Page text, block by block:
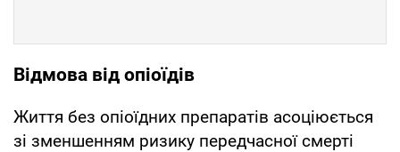
Відмова від опіоїдів
Життя без опіоїдних препаратів асоціюється
зі зменшенням ризику передчасної смерті